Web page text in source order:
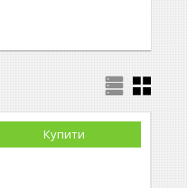
Купити